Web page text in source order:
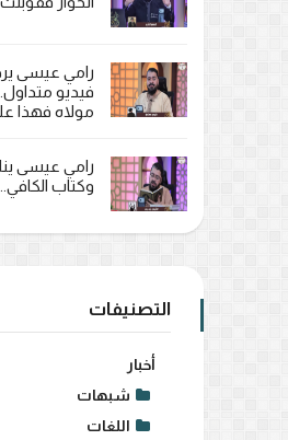
رامي عيسى
فيديو
مولاه فهذا
رامي عيسى
وكتاب الكافي..
التصنيفات
أخبار
شبهات
اللغات